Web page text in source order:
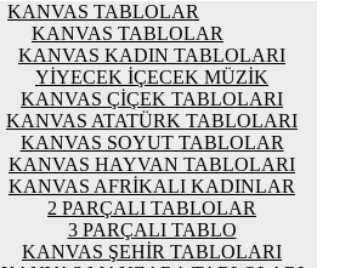
KANVAS TABLOLAR
KANVAS TABLOLAR
KANVAS KADIN TABLOLARI
YIYECEK İÇECEK MÜZIK
KANVAS ÇIÇEK TABLOLARI
KANVAS ATATÜRK TABLOLARI
KANVAS SOYUT TABLOLAR
KANVAS HAYVAN TABLOLARI
KANVAS AFRIKALI KADINLAR
2 PARÇALI TABLOLAR
3 PARÇALI TABLO
KANVAS ŞEHIR TABLOLARI